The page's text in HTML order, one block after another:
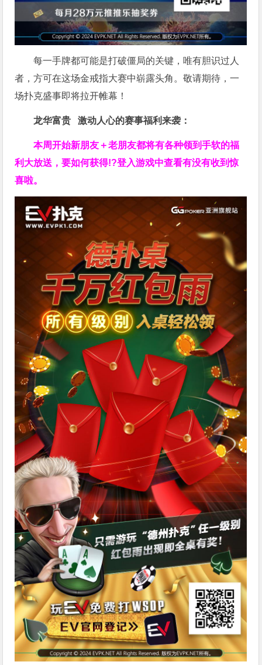
每一手牌都可能是打破僵局的关键，唯有胆识过人
者，方可在这场金戒指大赛中崭露头角。敬请期待，一
场扑克盛事即将拉开帷幕！
龙华富贵 激动人心的赛事福利来袭：
本周开始新朋友＋老朋友都将有各种领到手软的福
利大放送，要如何获得!?登入游戏中查看有没有收到惊
喜啦。